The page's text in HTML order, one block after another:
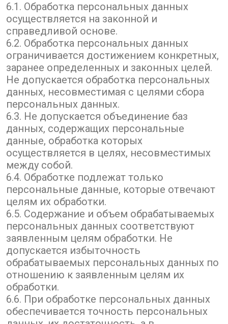
6.1. Обработка персональных данных
осуществляется на законной и
справедливой основе.
6.2. Обработка персональных данных
ограничивается достижением конкретных,
заранее определенных и законных целей.
Не допускается обработка персональных
данных, несовместимая с целями сбора
персональных данных.
6.3. Не допускается объединение баз
данных, содержащих персональные
данные, обработка которых
осуществляется в целях, несовместимых
между собой.
6.4. Обработке подлежат только
персональные данные, которые отвечают
целям их обработки.
6.5. Содержание и объем обрабатываемых
персональных данных соответствуют
заявленным целям обработки. Не
допускается избыточность
обрабатываемых персональных данных по
отношению к заявленным целям их
обработки.
6.6. При обработке персональных данных
обеспечивается точность персональных